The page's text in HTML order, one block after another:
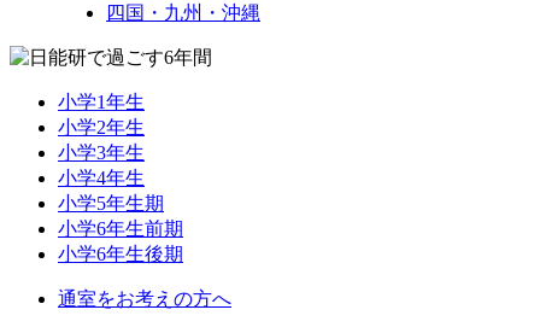
四国・九州・沖縄
小学1年生
小学2年生
小学3年生
小学4年生
小学5年生期
小学6年生前期
小学6年生後期
通室をお考えの方へ